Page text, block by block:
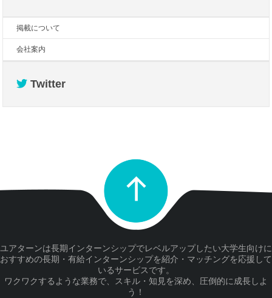
掲載について
会社案内
Twitter
ユアターンは長期インターンシップでレベルアップしたい大学生向けに
おすすめの長期・有給インターンシップを紹介・マッチングを応援して
いるサービスです。
ワクワクするような業務で、スキル・知見を深め、圧倒的に成長しよ
う！